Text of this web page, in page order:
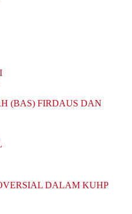
(BAS) FIRDAUS DAN
DALAM KUHP